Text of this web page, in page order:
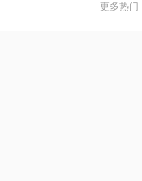
司回应：设备还在安装中，谈
更多热门